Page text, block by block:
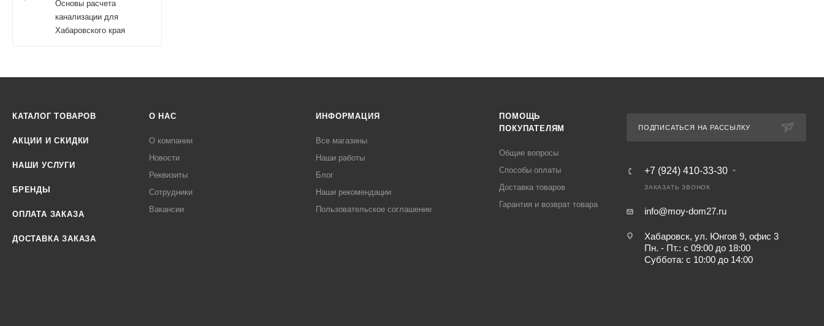
Основы расчета
канализации для
Хабаровского края
КАТАЛОГ ТОВАРОВ
АКЦИИ И СКИДКИ
НАШИ УСЛУГИ
БРЕНДЫ
ОПЛАТА ЗАКАЗА
ДОСТАВКА ЗАКАЗА
О НАС
О компании
Новости
Реквизиты
Сотрудники
Вакансии
ИНФОРМАЦИЯ
Все магазины
Наши работы
Блог
Наши рекомендации
Пользовательское соглашение
ПОМОЩЬ
ПОКУПАТЕЛЯМ
Общие вопросы
Способы оплаты
Доставка товаров
Гарантия и возврат товара
ПОДПИСАТЬСЯ НА РАССЫЛКУ
+7 (924) 410-33-30
ЗАКАЗАТЬ ЗВОНОК
info@moy-dom27.ru
Хабаровск, ул. Юнгов 9, офис 3
Пн. - Пт.: с 09:00 до 18:00
Суббота: с 10:00 до 14:00